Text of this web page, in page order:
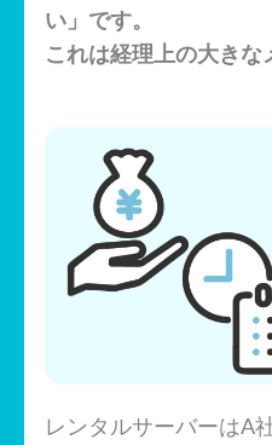
い」です。
これは経理上の大きな
レンタルサーバーはA